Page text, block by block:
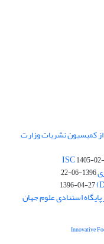
دریافت رتبه ارزیابی "بین المللی" در سال ۱۴۰۴ از کمیسیون نشریات وزارت
1405-
1396-06-22
1396-04-27
استنادی علوم جهان